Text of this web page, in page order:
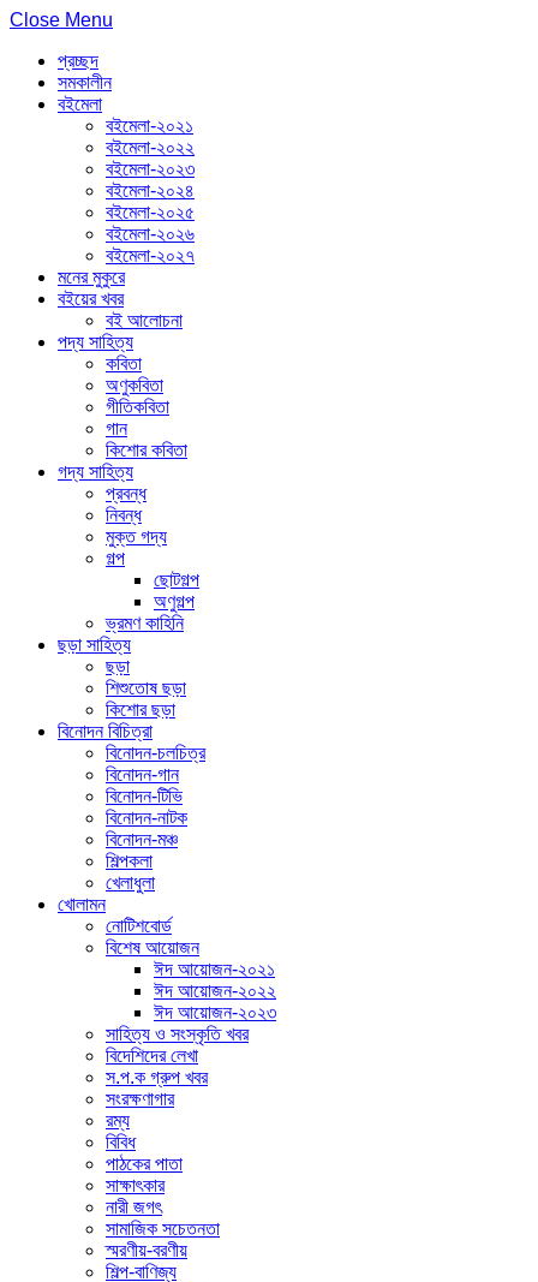
Close Menu
প্রচ্ছদ
সমকালীন
বইমেলা
বইমেলা-২০২১
বইমেলা-২০২২
বইমেলা-২০২৩
বইমেলা-২০২৪
বইমেলা-২০২৫
বইমেলা-২০২৬
বইমেলা-২০২৭
মনের মুকুরে
বইয়ের খবর
বই আলোচনা
পদ্য সাহিত্য
কবিতা
অণুকবিতা
গীতিকবিতা
গান
কিশোর কবিতা
গদ্য সাহিত্য
প্রবন্ধ
নিবন্ধ
মুক্ত গদ্য
গল্প
ছোটগল্প
অণুগল্প
ভ্রমণ কাহিনি
ছড়া সাহিত্য
ছড়া
শিশুতোষ ছড়া
কিশোর ছড়া
বিনোদন বিচিত্রা
বিনোদন-চলচিত্র
বিনোদন-গান
বিনোদন-টিভি
বিনোদন-নাটক
বিনোদন-মঞ্চ
শিল্পকলা
খেলাধুলা
খোলামন
নোটিশবোর্ড
বিশেষ আয়োজন
ঈদ আয়োজন-২০২১
ঈদ আয়োজন-২০২২
ঈদ আয়োজন-২০২৩
সাহিত্য ও সংস্কৃতি খবর
বিদেশিদের লেখা
স.প.ক গ্রুপ খবর
সংরক্ষণাগার
রম্য
বিবিধ
পাঠকের পাতা
সাক্ষাৎকার
নারী জগৎ
সামাজিক সচেতনতা
স্মরণীয়-বরণীয়
শিল্প-বাণিজ্য